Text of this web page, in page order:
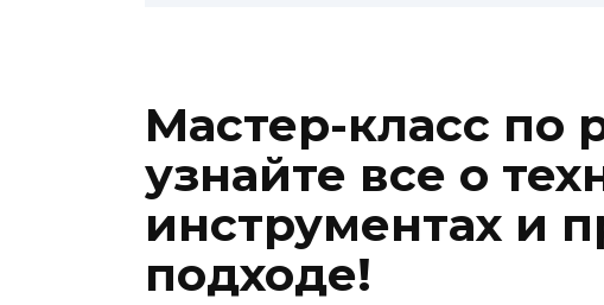
Мастер-класс по
узнайте все о
инструментах и
подходе!